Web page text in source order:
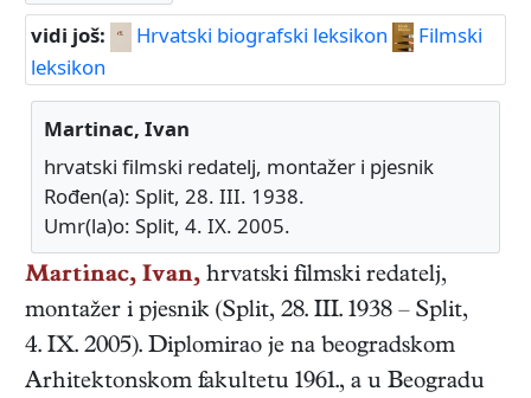
vidi još:
Hrvatski biografski leksikon
Filmski
leksikon
Martinac, Ivan
hrvatski filmski redatelj, montažer i pjesnik
Rođen(a): Split, 28. III. 1938.
Umr(la)o: Split, 4. IX. 2005.
Martinac, Ivan, hrvatski filmski redatelj,
montažer i pjesnik (Split, 28. III. 1938 – Split,
4. IX. 2005). Diplomirao je na beogradskom
Arhitektonskom fakultetu 1961., a u Beogradu